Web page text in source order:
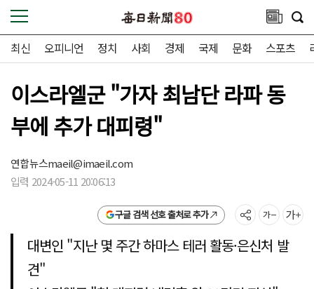
최신 오피니언 정치 사회 경제 국제 문화 스포츠
이스라엘군 "가자 최남단 라파 동
부에 추가 대피령"
연합뉴스maeil@imaeil.com
입력 2024-05-11 20:06:13
구글 검색 선호 출처로 추가
대변인 "지난 몇 주간 하마스 테러 활동·은신처 발
견"